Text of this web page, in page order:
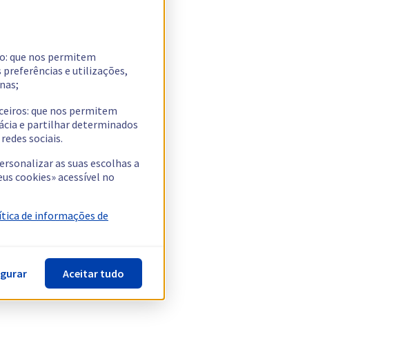
que nos permitem
preferências e utilizações,
que nos permitem
e partilhar determinados
sociais.
as suas escolhas a
cookies» acessível no
de informações de
Aceitar tudo